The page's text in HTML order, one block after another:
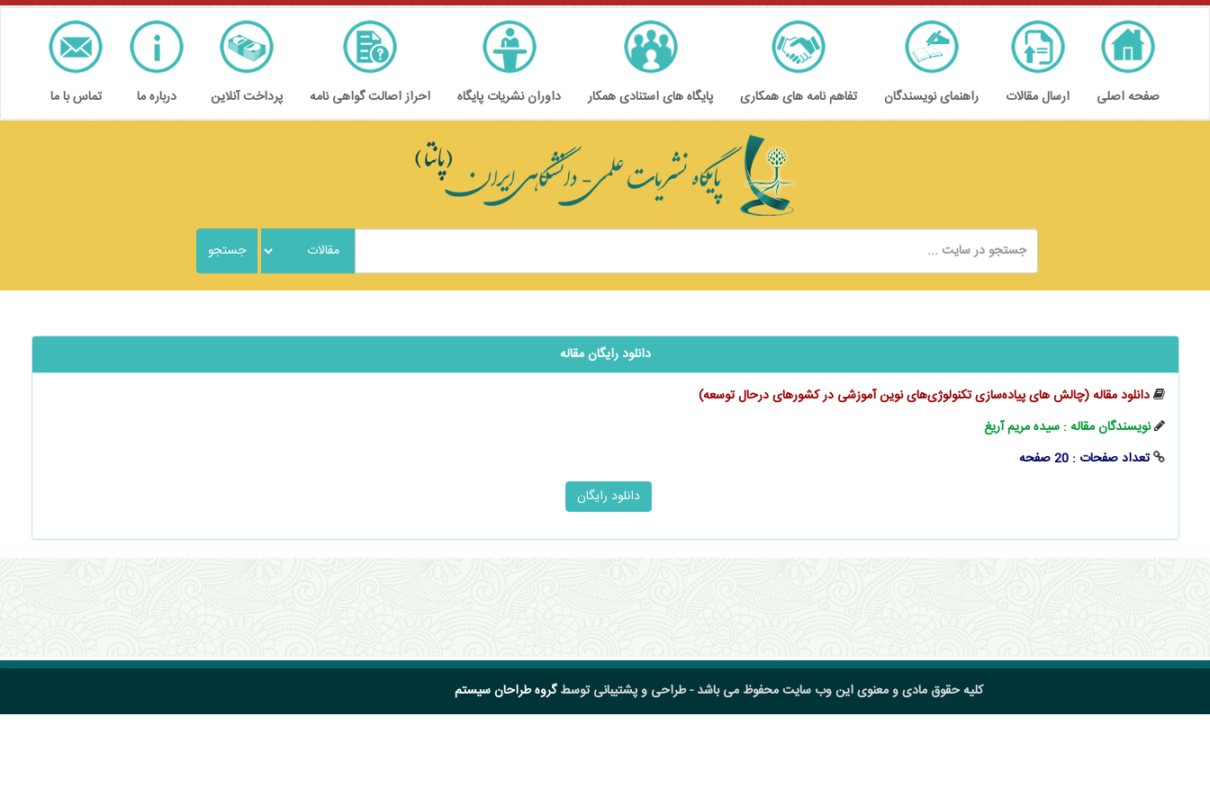
صفحه اصلی ارسال مقالات راهنمای نویسندگان تفاهم نامه های همکاری پایگاه های استنادی همکار داوران نشریات پایگاه احراز اصالت گواهی نامه پرداخت آنلاین درباره ما تماس با ما
دانلود رایگان مقاله
دانلود مقاله (چالش ‌های پیاده‌سازی تکنولوژی‌های نوین آموزشی در کشورهای درحال توسعه)
نویسندگان مقاله : سیده مریم آریغ
تعداد صفحات : 20 صفحه
کلیه حقوق مادی و معنوی این وب سایت محفوظ می باشد - طراحی و پشتیبانی توسطگروه طراحان سیستم